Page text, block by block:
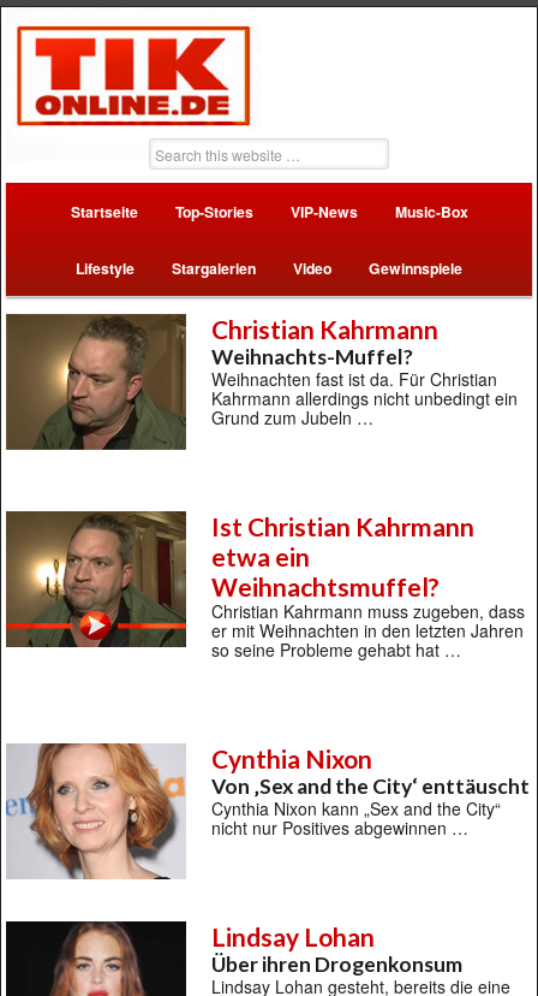
Startseite Top-Stories VIP-News Music-Box
Lifestyle Stargalerien Video Gewinnspiele
Christian Kahrmann
Weihnachts-Muffel?
Weihnachten fast ist da. Für Christian
Kahrmann allerdings nicht unbedingt ein
Grund zum Jubeln …
Ist Christian Kahrmann
etwa ein
Weihnachtsmuffel?
Christian Kahrmann muss zugeben, dass
er mit Weihnachten in den letzten Jahren
so seine Probleme gehabt hat …
Cynthia Nixon
Von ‚Sex and the City‘ enttäuscht
Cynthia Nixon kann „Sex and the City“
nicht nur Positives abgewinnen …
Lindsay Lohan
Über ihren Drogenkonsum
Lindsay Lohan gesteht, bereits die eine